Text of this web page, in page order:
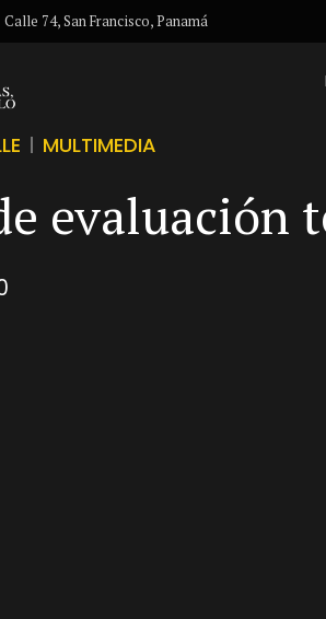
Calle 74, San Francisco, Panamá
MULTIMEDIA
evaluación